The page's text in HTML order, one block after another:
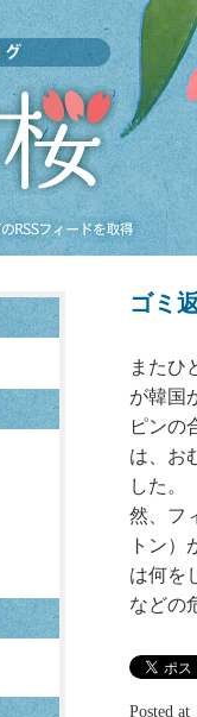
ゴミ
またひ
が韓国
ピンの
は、お
した。
然、フ
トン
は何を
などの
Posted